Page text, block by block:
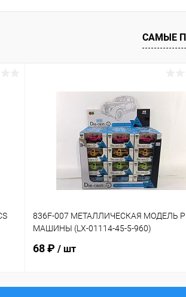
САМЫЕ
836F-007 МЕТАЛЛИЧЕСКАЯ МОДЕЛЬ
МАШИНЫ (LX-01114-45-5-960)
68 ₽ / шт